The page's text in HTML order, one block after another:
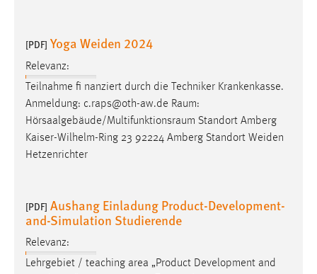
[PDF] Yoga Weiden 2024
Relevanz:
Teilnahme fi nanziert durch die Techniker Krankenkasse.
Anmeldung: c.raps@oth-aw.de Raum:
Hörsaalgebäude/Multifunktionsraum Standort Amberg
Kaiser-Wilhelm-Ring 23 92224 Amberg Standort Weiden
Hetzenrichter
[PDF] Aushang Einladung Product-Development-
and-Simulation Studierende
Relevanz:
Lehrgebiet / teaching area „Product Development and